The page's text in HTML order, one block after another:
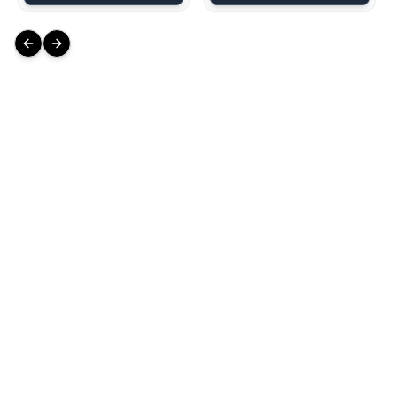
Previous slide
Next slide